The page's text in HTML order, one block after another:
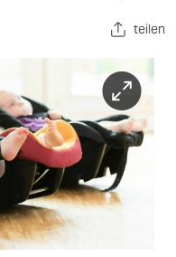
teilen